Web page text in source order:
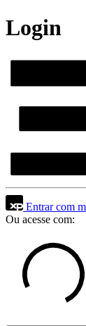
Login
Entrar com
Ou acesse com: